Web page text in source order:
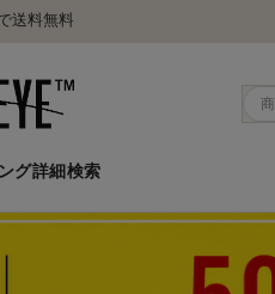
送料無料
グ詳細検索